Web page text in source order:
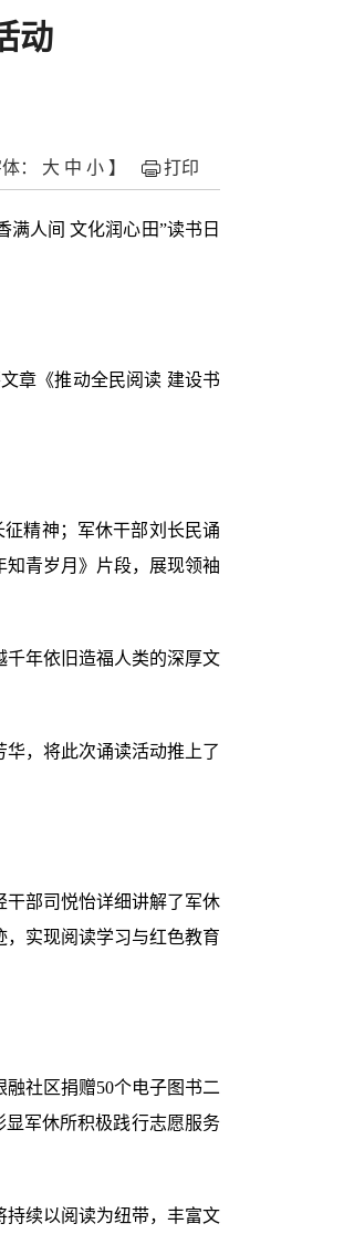
动
体： 大 中 小 】 打印
满人间 文化润心田”读书日
章《推动全民阅读 建设书
精神；军休干部刘长民诵
青岁月》片段，展现领袖
千年依旧造福人类的深厚文
，将此次诵读活动推上了
部司悦怡详细讲解了军休
实现阅读学习与红色教育
社区捐赠50个电子图书二
军休所积极践行志愿服务
续以阅读为纽带，丰富文